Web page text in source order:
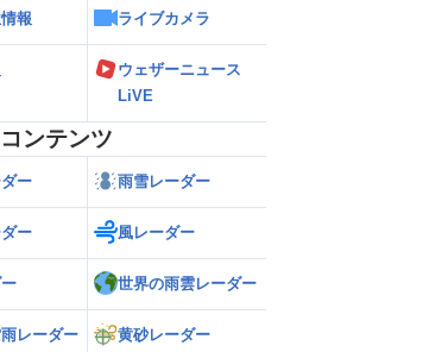
26
22
E
33/26
33/21
C
低
？
報 ライブカメラ
ウェザーニュース
LiVE
ンテンツ
ー 雨雪レーダー
ー 風レーダー
世界の雨雲レーダー
レーダー 黄砂レーダー